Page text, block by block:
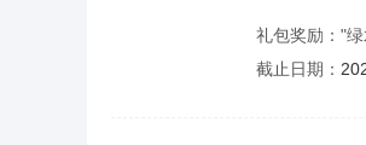
礼包奖励："
截止日期：